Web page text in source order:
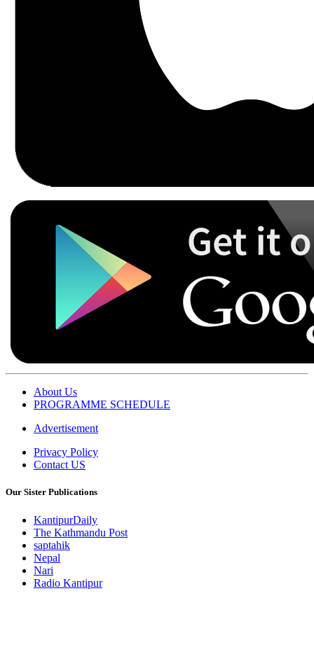
About Us
PROGRAMME SCHEDULE
Advertisement
Privacy Policy
Contact US
Our Sister Publications
KantipurDaily
The Kathmandu Post
saptahik
Nepal
Nari
Radio Kantipur